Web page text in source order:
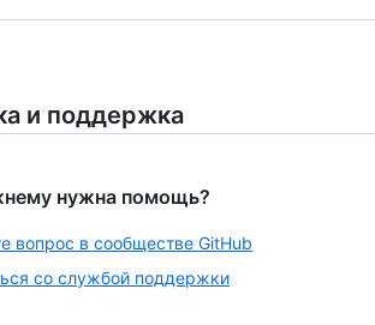
и поддержка
нужна помощь?
вопрос в сообществе GitHub
со службой поддержки